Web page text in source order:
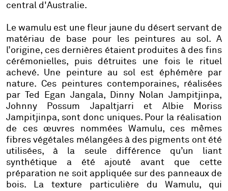
central d'Australie.
Lewamulu est une fleur jaune du désert servant de
matériau de base pour les peintures au sol. A
l’origine, ces dernières étaient produites à des fins
cérémonielles, puis détruites une fois le rituel
achevé. Une peinture au sol est éphémère par
nature. Ces peintures contemporaines, réalisées
par Ted Egan Jangala, Dinny Nolan Jampitjinpa,
Johnny Possum Japaltjarri et Albie Moriss
Jampitjinpa, sont donc uniques. Pour la réalisation
de ces œuvres nommées Wamulu, ces mêmes
fibres végétales mélangées à des pigments ont été
utilisées, à la seule différence qu’un liant
synthétique a été ajouté avant que cette
préparation ne soit appliquée sur des panneaux de
bois. La texture particulière du Wamulu, qui